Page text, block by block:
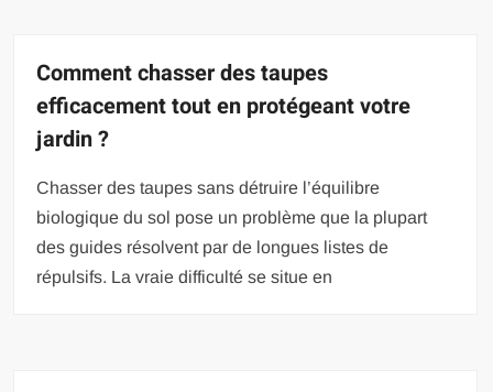
Comment chasser des taupes
efficacement tout en protégeant votre
jardin ?
Chasser des taupes sans détruire l’équilibre
biologique du sol pose un problème que la plupart
des guides résolvent par de longues listes de
répulsifs. La vraie difficulté se situe en